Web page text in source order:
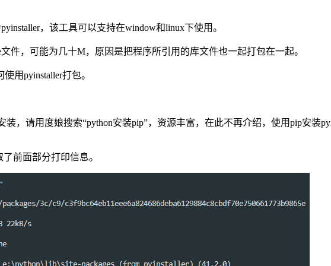
，该工具可以支持在window和linux下使用。
件，可能为几十M，原因是把程序所引用的库文件也一起打包在一起。
用pyinstaller打包。
，请用度娘搜索“python安装pip”，资源丰富，在此不再介绍，使用pip安装
前面部分打印信息。